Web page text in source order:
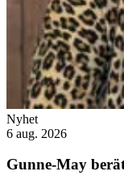
Nyhet
6 aug. 2026
Gunne-May